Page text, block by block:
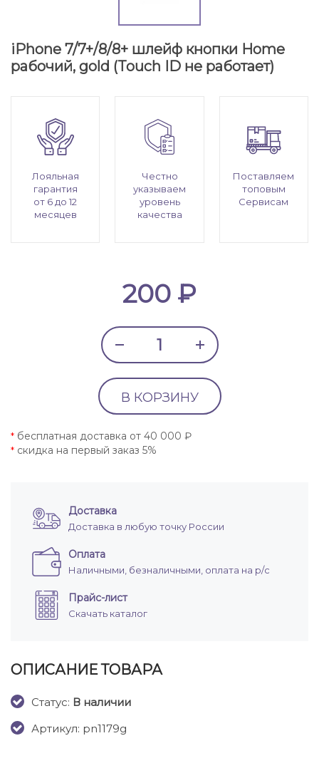
iPhone 7/7+/8/8+ шлейф кнопки Home
рабочий, gold (Touch ID не работает)
Лояльная
гарантия
от 6 до 12
месяцев
Честно
указываем
уровень
качества
Поставляем
топовым
Сервисам
200 ₽
В КОРЗИНУ
* бесплатная доставка от 40 000 ₽
* скидка на первый заказ 5%
Доставка
Доставка в любую точку России
Оплата
Наличными, безналичными, оплата на р/с
Прайс-лист
Скачать каталог
ОПИСАНИЕ ТОВАРА
Cтатус: В наличии
Артикул: pn1179g